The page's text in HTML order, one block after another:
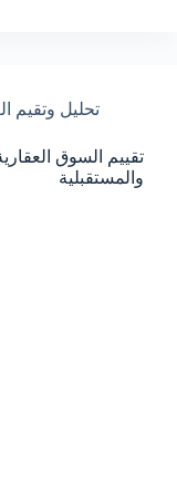
تحليل وتقيم
تقييم السوق
والمستقبلية